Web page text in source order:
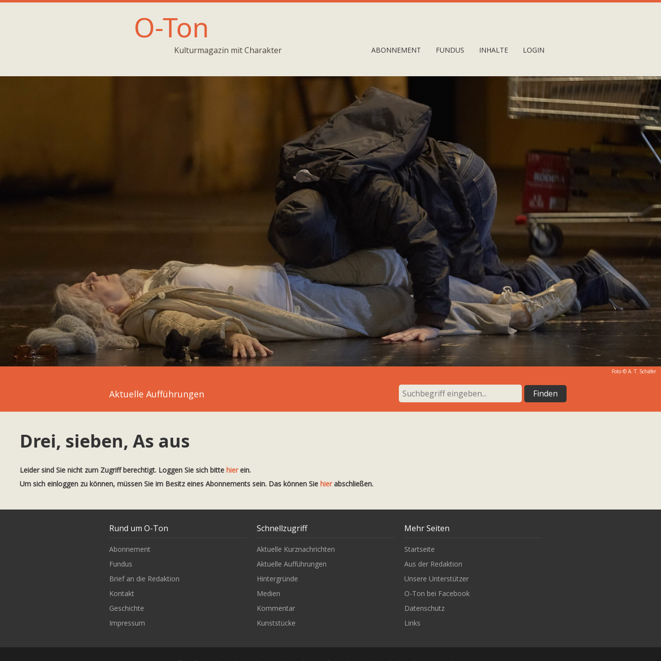
O-Ton
Kulturmagazin mit Charakter ABONNEMENT FUNDUS INHALTE LOGIN
Foto © A. T. Schäfer
Aktuelle Aufführungen
Drei, sieben, As aus
Leider sind Sie nicht zum Zugriff berechtigt. Loggen Sie sich bitte hierein.
Um sich einloggen zu können, müssen Sie im Besitz eines Abonnements sein. Das können Sie hierabschließen.
Rund um O-Ton
Abonnement
Fundus
Brief an die Redaktion
Kontakt
Geschichte
Impressum
Schnellzugriff
Aktuelle Kurznachrichten
Aktuelle Aufführungen
Hintergründe
Medien
Kommentar
Kunststücke
Mehr Seiten
Startseite
Aus der Redaktion
Unsere Unterstützer
O-Ton bei Facebook
Datenschutz
Links